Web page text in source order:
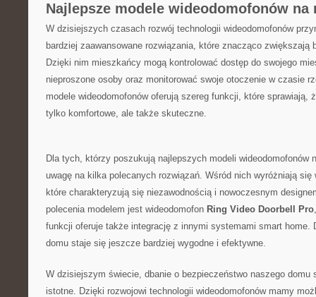
Najlepsze ​modele wideodomofonów na
W dzisiejszych czasach ‌rozwój technologii wideodomofonów
‍bardziej zaawansowane rozwiązania, które znacząco zwiększają
Dzięki nim⁣ mieszkańcy mogą ‍kontrolować dostęp do swojego
nieproszone osoby oraz monitorować swoje otoczenie w czasie
modele wideodomofonów oferują szereg ‍funkcji, które sprawiają,
⁤tylko⁤ komfortowe, ‌ale także skuteczne.
Dla​ tych, którzy poszukują najlepszych modeli wideodomofonów
uwagę na kilka polecanych rozwiązań. Wśród nich wyróżniają
które ⁢charakteryzują się niezawodnością i ​nowoczesnym
⁢polecenia‌ modelem jest wideodomofon Ring Video Doorbell Pro
​funkcji ​oferuje także integrację z​ innymi systemami smart home.
domu staje się jeszcze bardziej wygodne i‍ efektywne.
W ⁣dzisiejszym‍ świecie, ⁢dbanie o bezpieczeństwo naszego domu
istotne. Dzięki rozwojowi technologii ⁢wideodomofonów mamy